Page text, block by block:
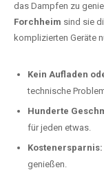
das Dampfen zu
Forchheim sind sie
komplizierten Geräte
Kein Aufladen
technische
Hunderte
für jeden etwas.
Kostenersparnis:
genießen.